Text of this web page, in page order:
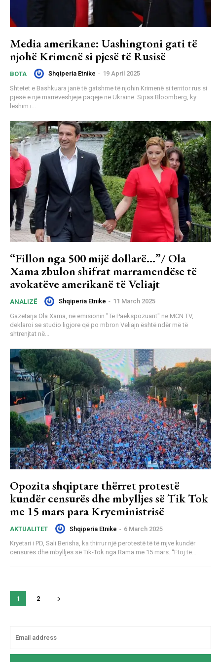
Media amerikane: Uashingtoni gati të
njohë Krimenë si pjesë të Rusisë
BOTA Shqiperia Etnike - 19 April 2025
Shtetet e Bashkuara janë të gatshme të njohin Krimenë si territor rus si
pjesë e një marrëveshjeje paqeje në Ukrainë. Sipas Bloomberg, ky
lëshim i...
“Fillon nga 500 mijë dollarë…”/ Ola
Xama zbulon shifrat marramendëse të
avokatëve amerikanë të Veliajt
ANALIZË Shqiperia Etnike - 11 March 2025
Gazetarja Ola Xama, në emisionin "Të Paekspozuarit" në MCN TV,
deklaroi se studio ligjore që po mbron Veliajn është ndër më të
shtrenjtat në...
Opozita shqiptare thërret protestë
kundër censurës dhe mbylljes së Tik Tok
me 15 mars para Kryeministrisë
AKTUALITET Shqiperia Etnike - 6 March 2025
Kryetari i PD, Sali Berisha, ka thirrur një perotestë të të rnjve kundër
censurës dhe mbylljes së Tik-Tok nga Rama me 15 mars. “Ftoj të...
1 2